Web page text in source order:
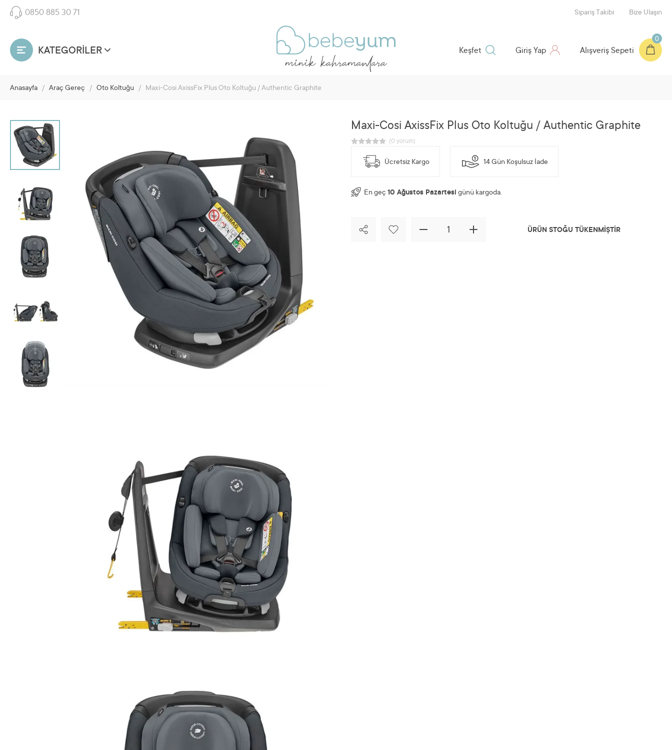
0850 885 30 71 Sipariş Takibi Bize Ulaşın
KATEGORİLER Alışveriş Sepeti
0
Giriş Yap
Keşfet
Anasayfa / Araç Gereç / Oto Koltuğu / Maxi-Cosi AxissFix Plus Oto Koltuğu / Authentic Graphite
Maxi-Cosi AxissFix Plus Oto Koltuğu / Authentic Graphite
Ücretsiz Kargo 14 Gün Koşulsuz İade
En geç 10 Ağustos Pazartesi günü kargoda.
ÜRÜN STOĞU TÜKENMİŞTİR